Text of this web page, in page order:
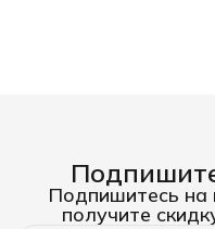
Подпишитесь на
получите